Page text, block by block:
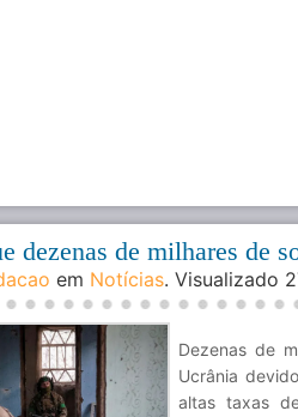
dezenas de milhares de
em Notícias. Visualizado
Dezenas de
Ucrânia
altas taxas